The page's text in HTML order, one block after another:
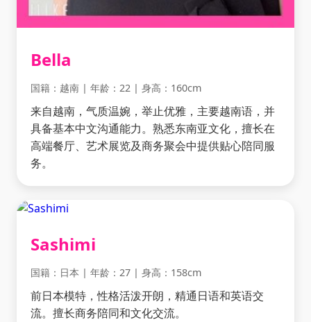
Bella
国籍：越南 | 年龄：22 | 身高：160cm
来自越南，气质温婉，举止优雅，主要越南语，并
具备基本中文沟通能力。熟悉东南亚文化，擅长在
高端餐厅、艺术展览及商务聚会中提供贴心陪同服
务。
Sashimi
国籍：日本 | 年龄：27 | 身高：158cm
前日本模特，性格活泼开朗，精通日语和英语交
流。擅长商务陪同和文化交流。